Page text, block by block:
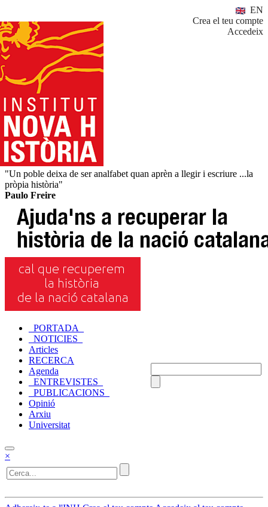
EN
Crea el teu compte
Accedeix
"Un poble deixa de ser analfabet quan aprèn a llegir i escriure ...la
pròpia història"
Paulo Freire
_PORTADA_
_NOTICIES_
Articles
RECERCA
Agenda
_ENTREVISTES_
_PUBLICACIONS_
Opinió
Arxiu
Universitat
×